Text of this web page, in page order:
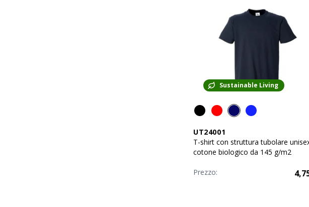
Sustainable Living
UT24001
T-shirt con struttura tubolare
cotone biologico da 145 g/m2
Prezzo: